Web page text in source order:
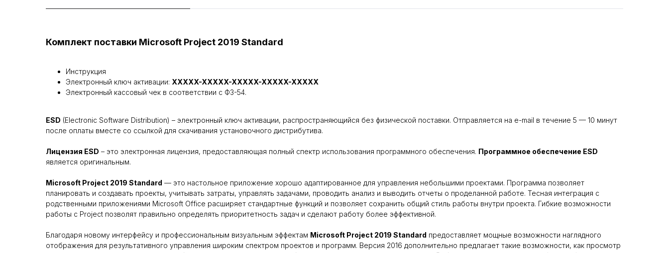
Комплект поставки Microsoft Project 2019 Standard
Инструкция
Электронный ключ активации: XXXXX-XXXXX-XXXXX-XXXXX-XXXXX
Электронный кассовый чек в соответствии с ФЗ-54.
ESD (Electronic Software Distribution) – электронный ключ активации, распространяющийся без физической поставки. Отправляется на e-mail в течение 5 — 10 минут
после оплаты вместе со ссылкой для скачивания установочного дистрибутива.
Лицензия ESD – это электронная лицензия, предоставляющая полный спектр использования программного обеспечения. Программное обеспечение ESD
является оригинальным.
Microsoft Project 2019 Standard — это настольное приложение хорошо адаптированное для управления небольшими проектами. Программа позволяет
планировать и создавать проекты, учитывать затраты, управлять задачами, проводить анализ и выводить отчеты о проделанной работе. Тесная интеграция с
родственными приложениями Microsoft Office расширяет стандартные функций и позволяет сохранить общий стиль работы внутри проекта. Гибкие возможности
работы с Project позволят правильно определять приоритетность задач и сделают работу более эффективной.
Благодаря новому интерфейсу и профессиональным визуальным эффектам Microsoft Project 2019 Standard предоставляет мощные возможности наглядного
отображения для результативного управления широким спектром проектов и программ. Версия 2016 дополнительно предлагает такие возможности, как просмотр